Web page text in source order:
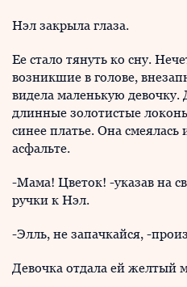
Нэл закрыла глаза.
Ее стало тянуть ко сну.
возникшие в голове,
видела маленькую
длинные золотистые
синее платье. Она смеялась
асфальте.
-Мама! Цветок! -указав на
ручки к Нэл.
-Элль, не запачкайся, -
Девочка отдала ей желтый